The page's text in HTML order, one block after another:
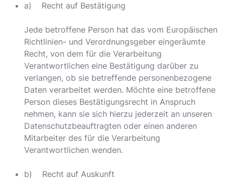
a) Recht auf Bestätigung
Jede betroffene Person hat das vom Europäischen
Richtlinien- und Verordnungsgeber eingeräumte
Recht, von dem für die Verarbeitung
Verantwortlichen eine Bestätigung darüber zu
verlangen, ob sie betreffende personenbezogene
Daten verarbeitet werden. Möchte eine betroffene
Person dieses Bestätigungsrecht in Anspruch
nehmen, kann sie sich hierzu jederzeit an unseren
Datenschutzbeauftragten oder einen anderen
Mitarbeiter des für die Verarbeitung
Verantwortlichen wenden.
b) Recht auf Auskunft